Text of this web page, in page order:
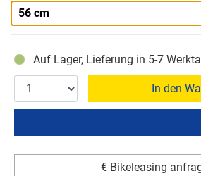
56 cm
Auf Lager, Lieferung in 5-7
In den
€ Bikeleasing